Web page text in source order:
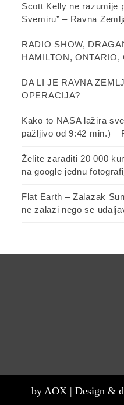
Scott Kelly ne razumije
Svemiru” – Ravna
RADIO SHOW,
HAMILTON, ONTARIO,
DA LI JE RAVNA
OPERACIJA?
Kako to NASA lažira
pažljivo od 9:42 min.) –
Želite zaraditi 20 000
na google jednu
Flat Earth – Zalazak
ne zalazi nego se
by AOX | Design &